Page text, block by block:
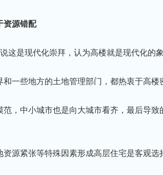
资源错配
这是现代化崇拜，认为高楼就是现代化的象
一些地方的土地管理部⻔，都热衷于高楼
范，中小城市也是向大城市看⻬，最后导
源紧张等特殊因素形成高层住宅是客观